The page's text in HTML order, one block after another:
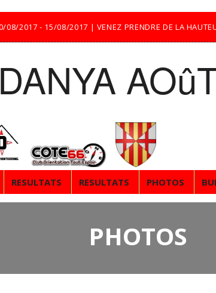
08/2017 - 15/08/2017 | VENEZ PRENDRE DE LA
RESULTATS RESULTATS PHOTOS
PHOTOS